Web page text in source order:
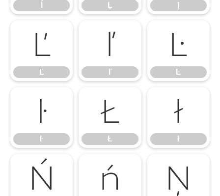
Ļ
Ľ
Ľ
ľ
ľ
Ŀ
Ŀ
ŀ
ŀ
Ł
Ł
ł
ł
Ń ń Ņ